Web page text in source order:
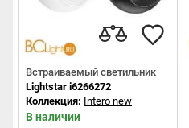
Встраиваемый светильник
Lightstar i6266272
Коллекция: Intero new
В наличии